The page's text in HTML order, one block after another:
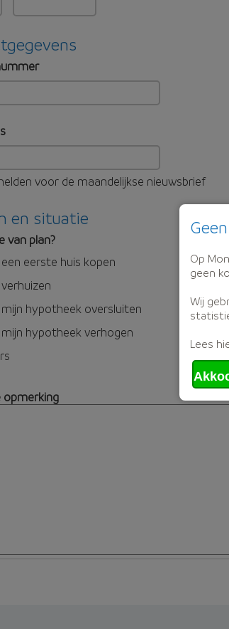
voor de maandelijkse nieuwsbrief
en situatie
van plan?
een eerste huis kopen
mijn hypotheek oversluiten
mijn hypotheek verhogen
opmerking
Op
geen
Wij
Lees